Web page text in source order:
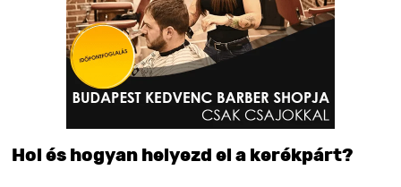
Hol és hogyan helyezd el a kerékpárt?